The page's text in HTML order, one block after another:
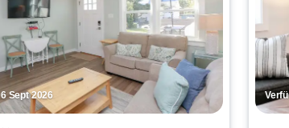
Sept 2026